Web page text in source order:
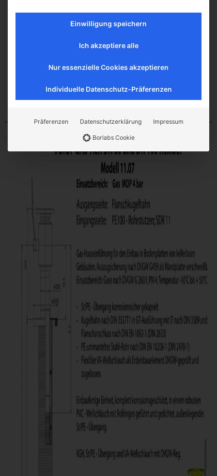
Einwilligung speichern
Ich akzeptiere alle
Nur essenzielle Cookies akzeptieren
Individuelle Datenschutz-Präferenzen
Präferenzen Datenschutzerklärung Impressum
Borlabs Cookie